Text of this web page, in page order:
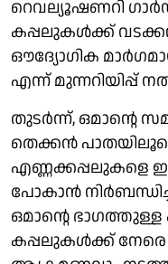
റെവല്യൂഷണറി
കപ്പലുകൾക്ക്
ഔദ്യോഗിക
എന്ന് മുന്നറിയിപ്പ്
തുടർന്ന്, ഒമാന്റെ
തെക്കൻ
എണ്ണക്കപ്പലുകളെ
പോകാൻ
ഒമാന്റെ ഭാഗത്തുള്ള
കപ്പലുകൾക്ക്